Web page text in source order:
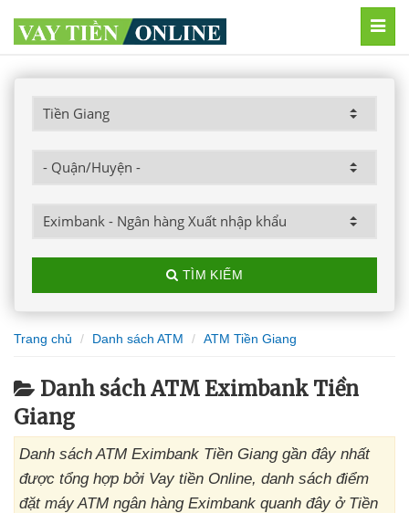
TÌM KIẾM
Trang chủ Danh sách ATM ATM Tiền Giang
Danh sách ATM Eximbank Tiền
Giang
Danh sách ATM Eximbank Tiền Giang gần đây nhất
được tổng hợp bởi Vay tiền Online, danh sách điểm
đặt máy ATM ngân hàng Eximbank quanh đây ở Tiền